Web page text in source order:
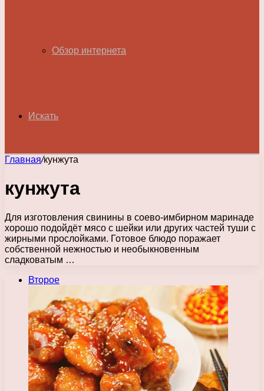
Обзор интернета
Искать
Главная/кунжута
кунжута
Для изготовления свинины в соево-имбирном маринаде
хорошо подойдёт мясо с шейки или других частей туши с
жирными прослойками. Готовое блюдо поражает
собственной нежностью и необыкновенным
сладковатым …
Второе